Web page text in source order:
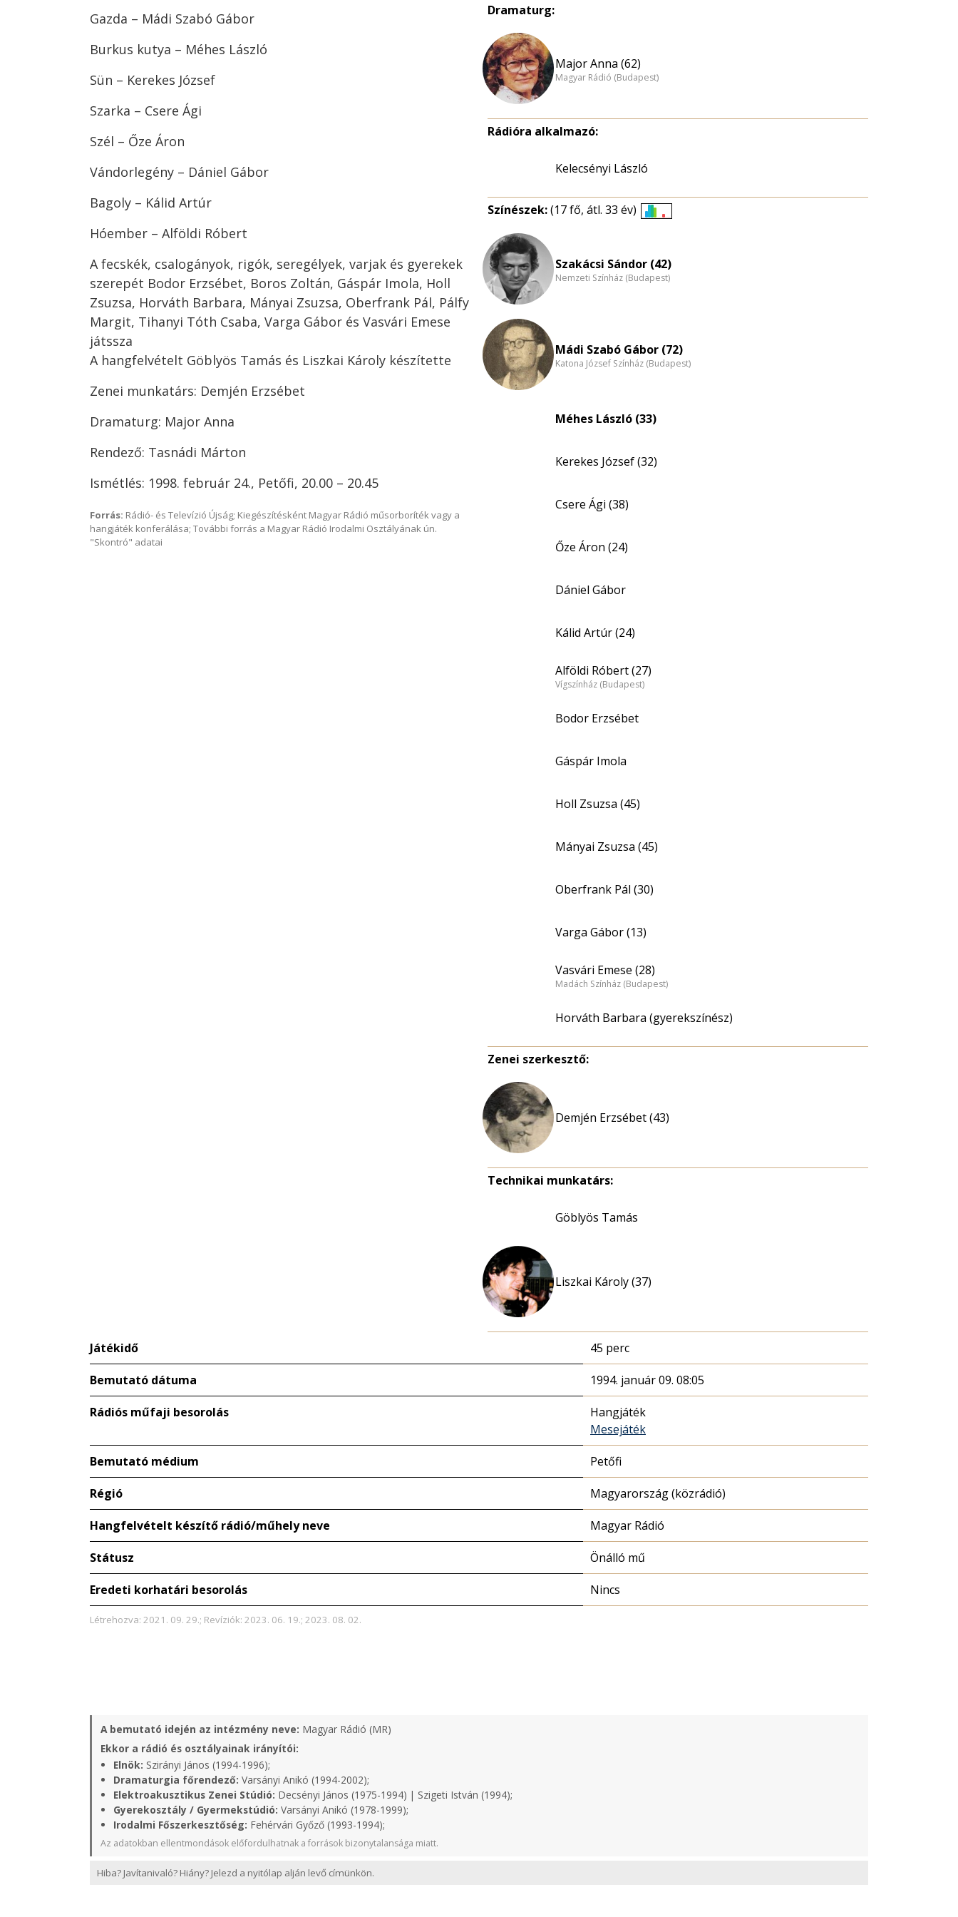
Gazda – Mádi Szabó Gábor
Burkus kutya – Méhes László
Sün – Kerekes József
Szarka – Csere Ági
Szél – Őze Áron
Vándorlegény – Dániel Gábor
Bagoly – Kálid Artúr
Hóember – Alföldi Róbert
A fecskék, csalogányok, rigók, seregélyek, varjak és gyerekek
szerepét Bodor Erzsébet, Boros Zoltán, Gáspár Imola, Holl
Zsuzsa, Horváth Barbara, Mányai Zsuzsa, Oberfrank Pál, Pálfy
Margit, Tihanyi Tóth Csaba, Varga Gábor és Vasvári Emese
játssza
A hangfelvételt Göblyös Tamás és Liszkai Károly készítette
Zenei munkatárs: Demjén Erzsébet
Dramaturg: Major Anna
Rendező: Tasnádi Márton
Ismétlés: 1998. február 24., Petőfi, 20.00 – 20.45
Forrás: Rádió- és Televízió Újság; Kiegészítésként Magyar Rádió műsorboríték vagy a
hangjáték konferálása; További forrás a Magyar Rádió Irodalmi Osztályának ún.
"Skontró" adatai
Dramaturg:
Major Anna (62)
Magyar Rádió (Budapest)
Rádióra alkalmazó:
Kelecsényi László
Színészek:(17 fő, átl. 33 év)
nagyítása
Szakácsi Sándor (42)
Nemzeti Színház (Budapest)
Mádi Szabó Gábor (72)
Katona József Színház (Budapest)
Méhes László (33)
Kerekes József (32)
Csere Ági (38)
Őze Áron (24)
Dániel Gábor
Kálid Artúr (24)
Alföldi Róbert (27)
Vígszínház (Budapest)
Bodor Erzsébet
Gáspár Imola
Holl Zsuzsa (45)
Mányai Zsuzsa (45)
Oberfrank Pál (30)
Varga Gábor (13)
Vasvári Emese (28)
Madách Színház (Budapest)
Horváth Barbara (gyerekszínész)
Zenei szerkesztő:
Demjén Erzsébet (43)
Technikai munkatárs:
Göblyös Tamás
Liszkai Károly (37)
Játékidő 45 perc
Bemutató dátuma 1994. január 09. 08:05
Rádiós műfaji besorolás
Hangjáték
Mesejáték
Bemutató médium Petőfi
Régió Magyarország (közrádió)
Hangfelvételt készítő rádió/műhely neve Magyar Rádió
Státusz Önálló mű
Eredeti korhatári besorolás Nincs
Létrehozva: 2021. 09. 29.; Revíziók: 2023. 06. 19.; 2023. 08. 02.
A bemutató idején az intézmény neve: Magyar Rádió (MR)
Ekkor a rádió és osztályainak irányítói:
Elnök: Szirányi János (1994-1996);
Dramaturgia főrendező: Varsányi Anikó (1994-2002);
Elektroakusztikus Zenei Stúdió: Decsényi János (1975-1994) | Szigeti István (1994);
Gyerekosztály / Gyermekstúdió: Varsányi Anikó (1978-1999);
Irodalmi Főszerkesztőség: Fehérvári Győző (1993-1994);
Az adatokban ellentmondások előfordulhatnak a források bizonytalansága miatt.
Hiba? Javítanivaló? Hiány? Jelezd a nyitólap alján levő címünkön.